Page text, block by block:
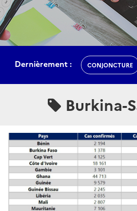
Dernièrement : CONJONCTURE
Burkina-